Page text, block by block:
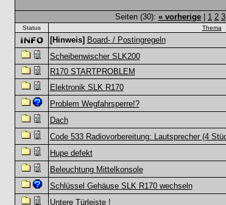
Seiten (30): « vorherige 1 2 3
Status Thema
[Hinweis] Board- / Postingregeln
Scheibenwischer SLK200
R170 STARTPROBLEM
Elektronik SLK R170
Problem Wegfahrsperre!?
Dach
Code 533 Radiovorbereitung: Lautsprecher (4
Hupe defekt
Beleuchtung Mittelkonsole
Schlüssel Gehäuse SLK R170 wechseln
Untere Türleiste !